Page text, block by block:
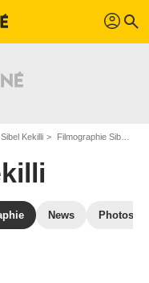
profil search
Sibel Kekilli Filmographie Sibel Kekilli
News Photos